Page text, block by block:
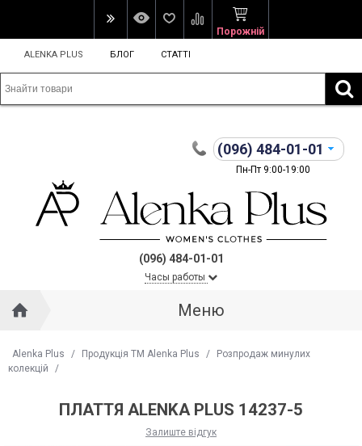
Порожній
ALENKA PLUS БЛОГ СТАТТІ
(096) 484-01-01
Пн-Пт 9:00-19:00
(096) 484-01-01
Часы работы
Меню
Alenka Plus / Продукція ТМ Alenka Plus /
Розпродаж минулих
колекцій
/
ПЛАТТЯ ALENKA PLUS 14237-5
Залиште відгук